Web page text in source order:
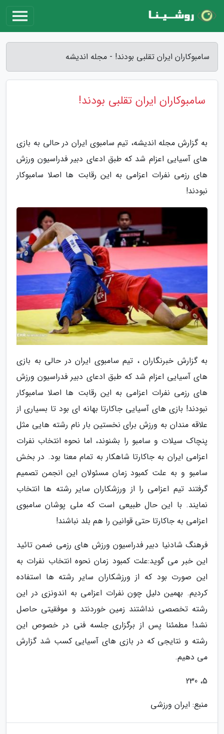
سامبوکاران ایران تقلبی بودند! - مجله اندیشه
سامبوکاران ایران تقلبی بودند!
به گزارش مجله اندیشه، تیم سامبوی ایران در حالی به بازی
های آسیایی اعزام شد که طبق ادعای دبیر فدراسیون ورزش
های رزمی نفرات اعزامی به این رقابت ها اصلا سامبوکار
نبودند!
به گزارش خبرنگاران ، تیم سامبوی ایران در حالی به بازی
های آسیایی اعزام شد که طبق ادعای دبیر فدراسیون ورزش
های رزمی نفرات اعزامی به این رقابت ها اصلا سامبوکار
نبودند! بازی های آسیایی جاکارتا بهانه ای بود تا بسیاری از
علاقه مندان به ورزش برای نخستین بار نام رشته هایی مثل
پنچاک سیلات و سامبو را بشنوند، اما نحوه انتخاب نفرات
اعزامی ایران به جاکارتا شاهکار به تمام معنا بود. در بخش
سامبو و به علت کمبود زمان مسئولان این انجمن تصمیم
گرفتند تیم اعزامی را از ورزشکاران سایر رشته ها انتخاب
نمایند. با این حال طبیعی است که ملی پوشان سامبوی
اعزامی به جاکارتا حتی قوانین را هم بلد نباشند!
فرهنگ شادنیا دبیر فدراسیون ورزش های رزمی ضمن تائید
این خبر می گوید:علت کمبود زمان نحوه انتخاب نفرات به
این صورت بود که از ورزشکاران سایر رشته ها استفاده
کردیم. بهمین دلیل چون نفرات اعزامی به اندونزی در این
رشته تخصصی نداشتند زمین خوردنتد و موفقیتی حاصل
نشد! مطمئنا پس از برگزاری جلسه فنی در خصوص این
رشته و نتایجی که در بازی های آسیایی کسب شد گزارش
می دهیم.
5، 230
منبع: ایران ورزشی